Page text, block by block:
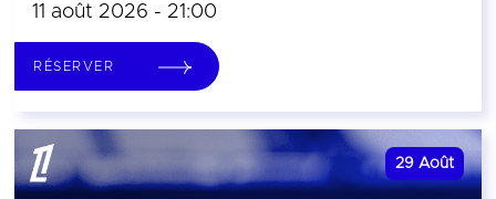
11 août 2026 - 21:00
RÉSERVER
29 Août